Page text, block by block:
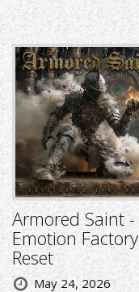
Armored Saint -
Emotion Factory
Reset
May 24, 2026